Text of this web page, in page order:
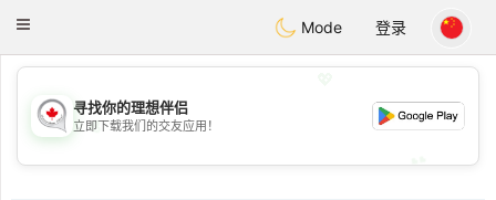
CANADIANchat
Toggle
Mode 登录
💖
💕
寻找你的理想伴侣
立即下载我们的交友应用！